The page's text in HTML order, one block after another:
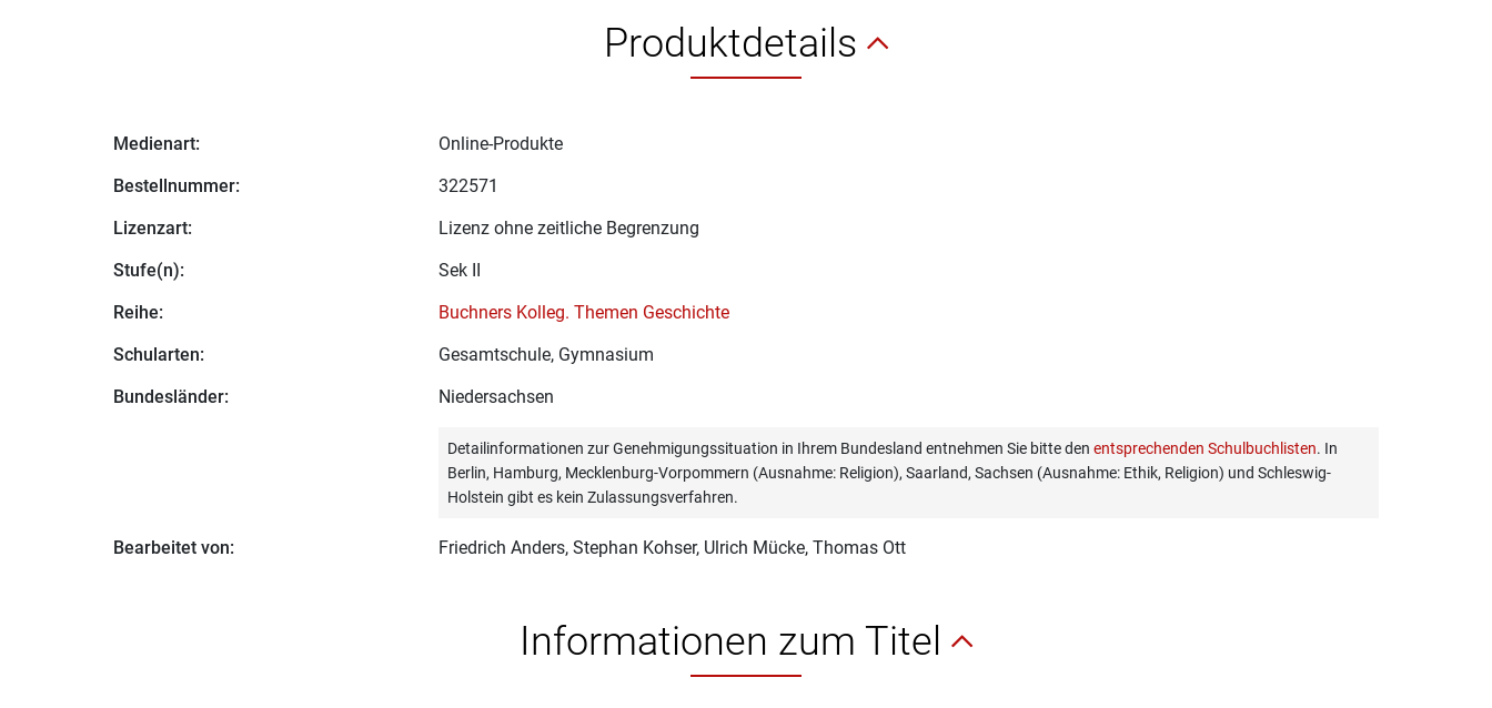
Produktdetails
Medienart:
Online-Produkte
Bestellnummer:
322571
Lizenzart:
Lizenz ohne zeitliche Begrenzung
Stufe(n):
Sek II
Reihe:
Buchners Kolleg. Themen Geschichte
Schularten:
Gesamtschule, Gymnasium
Bundesländer:
Niedersachsen
Detailinformationen zur Genehmigungssituation in Ihrem Bundesland entnehmen Sie bitte den entsprechenden Schulbuchlisten. In
Berlin, Hamburg, Mecklenburg-Vorpommern (Ausnahme: Religion), Saarland, Sachsen (Ausnahme: Ethik, Religion) und Schleswig-
Holstein gibt es kein Zulassungsverfahren.
Bearbeitet von: Friedrich Anders, Stephan Kohser, Ulrich Mücke, Thomas Ott
Informationen zum Titel